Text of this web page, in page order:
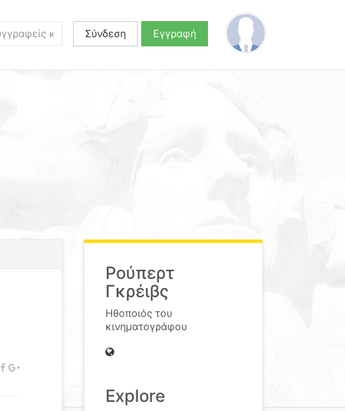
Σύνδεση Εγγραφή
Ρούπερτ
Γκρέιβς
Ηθοποιός του
κινηματογράφου
Explore